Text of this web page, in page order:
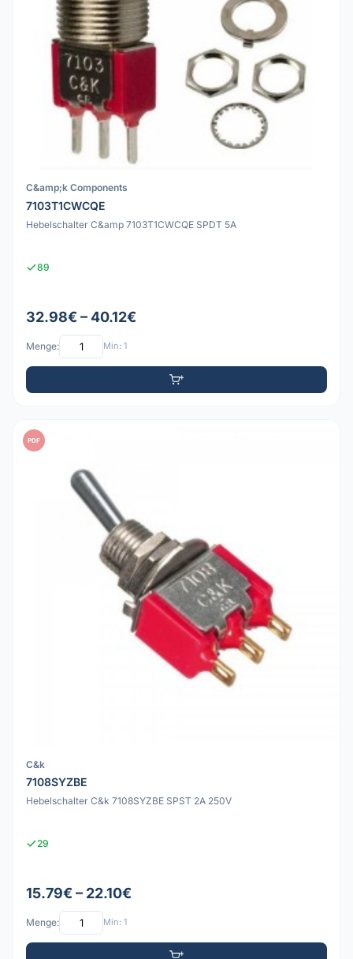
C&amp;k Components
7103T1CWCQE
Hebelschalter C&amp 7103T1CWCQE SPDT 5A
89
32.98€ – 40.12€
Menge: Min: 1
PDF
C&k
7108SYZBE
Hebelschalter C&k 7108SYZBE SPST 2A 250V
29
15.79€ – 22.10€
Menge: Min: 1